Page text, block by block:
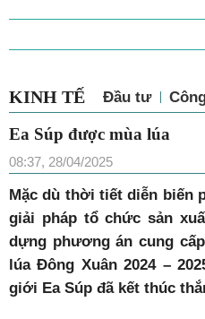
KINH TẾ Đầu tư
Ea Súp được mùa lúa
08:37, 28/04/2025
Mặc dù thời tiết diễn biến
giải pháp tổ chức sản
dựng phương án cung
lúa Đông Xuân 2024 –
giới Ea Súp đã kết thúc